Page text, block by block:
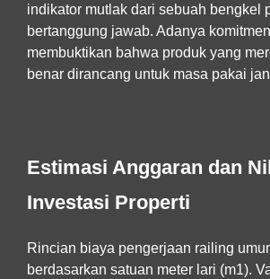
indikator mutlak dari sebuah bengkel
bertanggung jawab. Adanya
membuktikan bahwa produk yang
benar dirancang untuk masa pakai
Estimasi Anggaran dan
Investasi Properti
Rincian biaya pengerjaan railing
berdasarkan satuan meter lari (m1).